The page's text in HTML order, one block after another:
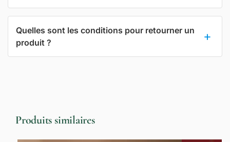
Quelles sont les conditions pour retourner un
produit ?
Produits similaires